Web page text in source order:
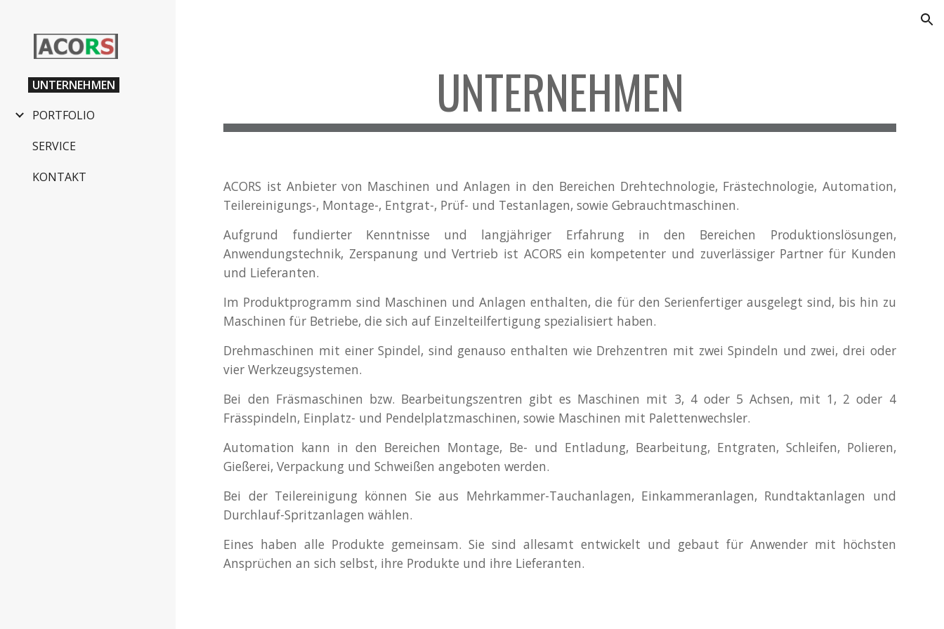
UNTERNEHMEN
PORTFOLIO
SERVICE
KONTAKT
UNTERNEHMEN
ACORS ist Anbieter von Maschinen und Anlagen in den Bereichen Drehtechnologie, Frästechnologie, Automation,
Teilereinigungs-, Montage-, Entgrat-, Prüf- und Testanlagen, sowie Gebrauchtmaschinen.
Aufgrund fundierter Kenntnisse und langjähriger Erfahrung in den Bereichen Produktionslösungen,
Anwendungstechnik, Zerspanung und Vertrieb ist ACORS ein kompetenter und zuverlässiger Partner für Kunden
und Lieferanten.
Im Produktprogramm sind Maschinen und Anlagen enthalten, die für den Serienfertiger ausgelegt sind, bis hin zu
Maschinen für Betriebe, die sich auf Einzelteilfertigung spezialisiert haben.
Drehmaschinen mit einer Spindel, sind genauso enthalten wie Drehzentren mit zwei Spindeln und zwei, drei oder
vier Werkzeugsystemen.
Bei den Fräsmaschinen bzw. Bearbeitungszentren gibt es Maschinen mit 3, 4 oder 5 Achsen, mit 1, 2 oder 4
Frässpindeln, Einplatz- und Pendelplatzmaschinen, sowie Maschinen mit Palettenwechsler.
Automation kann in den Bereichen Montage, Be- und Entladung, Bearbeitung, Entgraten, Schleifen, Polieren,
Gießerei, Verpackung und Schweißen angeboten werden.
Bei der Teilereinigung können Sie aus Mehrkammer-Tauchanlagen, Einkammeranlagen, Rundtaktanlagen und
Durchlauf-Spritzanlagen wählen.
Eines haben alle Produkte gemeinsam. Sie sind allesamt entwickelt und gebaut für Anwender mit höchsten
Ansprüchen an sich selbst, ihre Produkte und ihre Lieferanten.